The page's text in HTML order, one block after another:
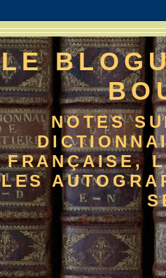
LE
NOTES
FRANÇAISE,
LES